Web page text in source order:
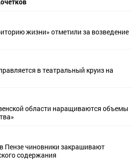
жизни» отметили за возведение
в театральный круиз на
области наращиваются объемы
Пензе чиновники закрашивают
содержания